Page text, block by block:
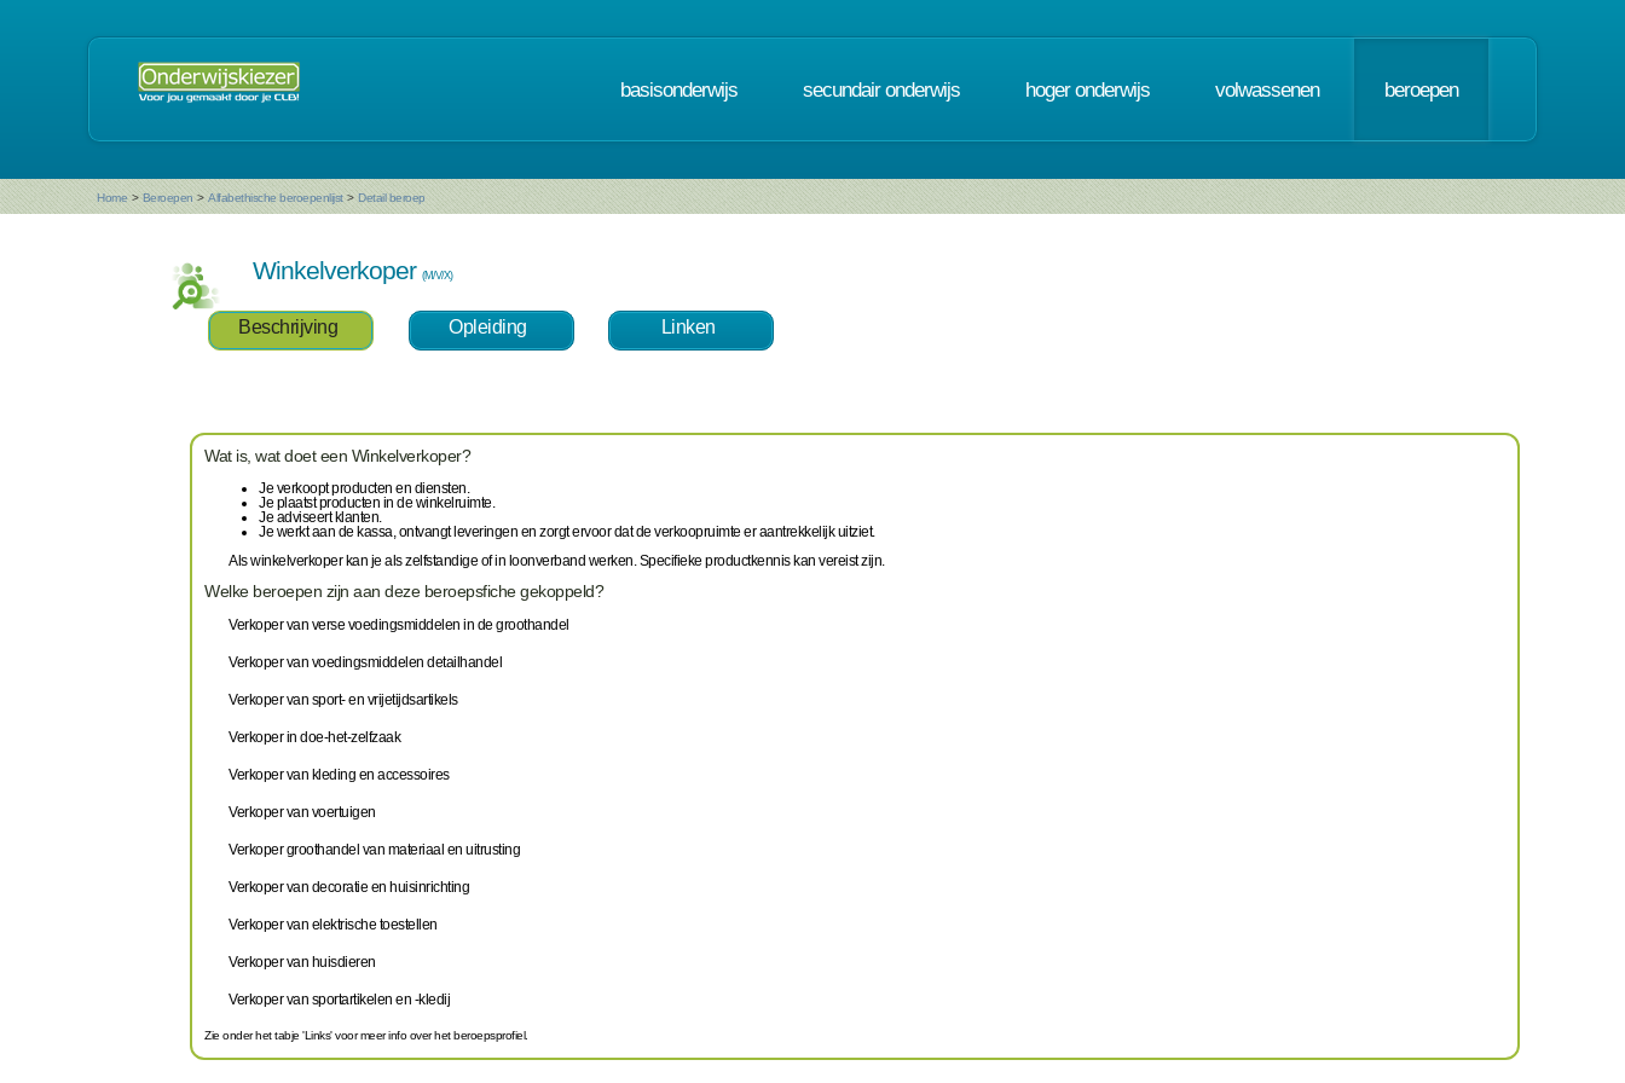
basisonderwijs secundair onderwijs hoger onderwijs volwassenen beroepen
Home > Beroepen > Alfabethische beroepenlijst > Detail beroep
Winkelverkoper (M/V/X)
Beschrijving Opleiding Linken
Wat is, wat doet een Winkelverkoper?
Je verkoopt producten en diensten.
Je plaatst producten in de winkelruimte.
Je adviseert klanten.
Je werkt aan de kassa, ontvangt leveringen en zorgt ervoor dat de verkoopruimte er aantrekkelijk uitziet.
Als winkelverkoper kan je als zelfstandige of in loonverband werken. Specifieke productkennis kan vereist zijn.
Welke beroepen zijn aan deze beroepsfiche gekoppeld?
Verkoper van verse voedingsmiddelen in de groothandel
Verkoper van voedingsmiddelen detailhandel
Verkoper van sport- en vrijetijdsartikels
Verkoper in doe-het-zelfzaak
Verkoper van kleding en accessoires
Verkoper van voertuigen
Verkoper groothandel van materiaal en uitrusting
Verkoper van decoratie en huisinrichting
Verkoper van elektrische toestellen
Verkoper van huisdieren
Verkoper van sportartikelen en -kledij
Zie onder het tabje 'Links' voor meer info over het beroepsprofiel.